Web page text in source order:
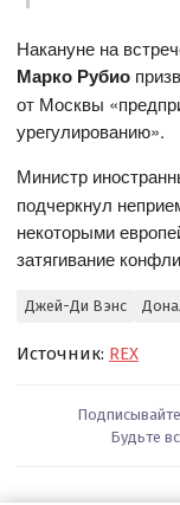
Накануне на
Марко Рубио
от Москвы
урегулированию».
Министр
подчеркнул
некоторыми
затягивание
Джей-Ди Вэнс
Источник: REX
Будьте